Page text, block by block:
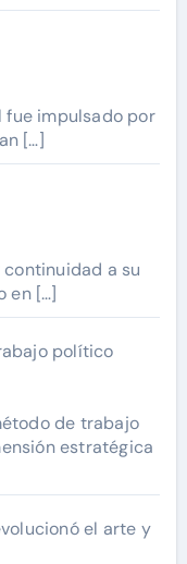
fue impulsado por
[…]
a su
en […]
político
de trabajo
estratégica
el arte y